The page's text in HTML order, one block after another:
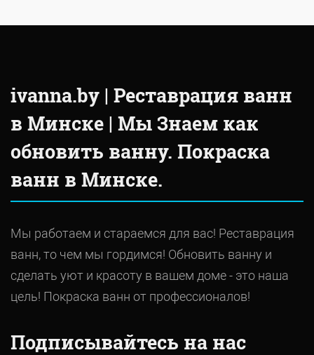
ivanna.by | Реставрация ванн
в Минске | Мы Знаем как
обновить ванну. Покраска
ванн в Минске.
Мы работаем и стараемся для вас! Реставрация
ванн, то чем мы гордимся! Обновить ванну и
сделать уют и красоту в вашем доме - это наша
цель! Покраска ванн от профессионалов!
Подписывайтесь на нас